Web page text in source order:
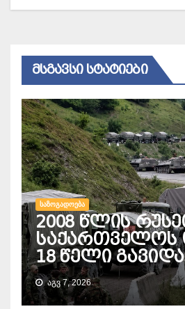
ᲛᲡᲒᲐᲕᲡᲘ ᲡᲢᲐᲢᲘᲔᲑᲘ
ᲡᲐᲖᲝᲒᲐᲓᲝᲔᲑᲐ
2008 წლის
საქართველოს
18 წელი გავიდა
ᲐᲒᲕ 7, 2026